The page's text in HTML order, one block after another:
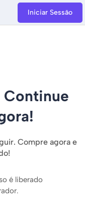
Iniciar Sessão
Continue
Compre agora e
é liberado